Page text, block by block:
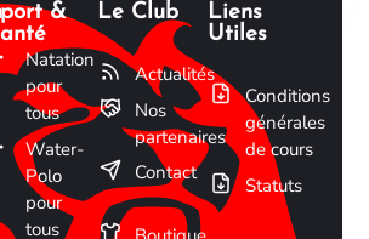
&
Natation
pour
tous
Water-
Polo
pour
tous
Le Club
Actualités
Nos
partenaires
Contact
Liens
Utiles
Conditions
générales
de cours
Statuts